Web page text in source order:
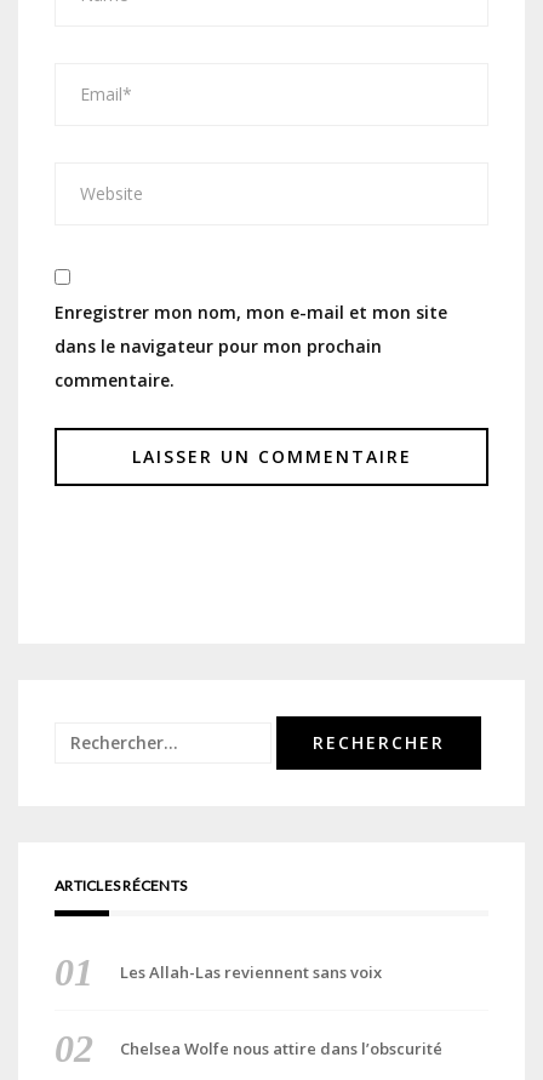
Enregistrer mon nom, mon e-mail et mon site
dans le navigateur pour mon prochain
commentaire.
Rechercher :
ARTICLES RÉCENTS
Les Allah-Las reviennent sans voix
Chelsea Wolfe nous attire dans l’obscurité